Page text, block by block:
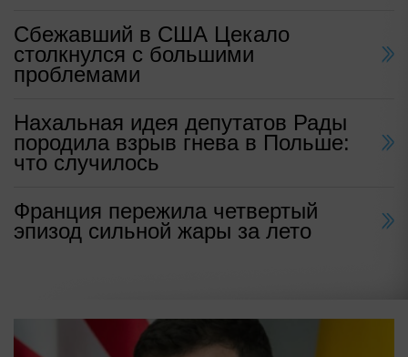
Сбежавший в США Цекало
столкнулся с большими
проблемами
Нахальная идея депутатов Рады
породила взрыв гнева в Польше:
что случилось
Франция пережила четвертый
эпизод сильной жары за лето